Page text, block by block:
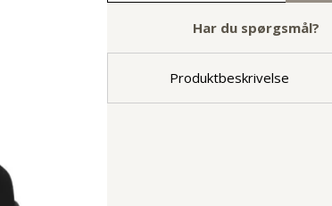
Har du spørgsmål?
Produktbeskrivelse